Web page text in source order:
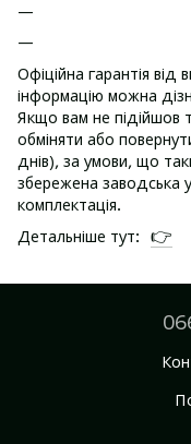
Офіційна гарантія від
інформацію можна
Якщо вам не підійшов
обміняти або
днів), за умови, що
збережена заводська
комплектація.
Детальніше тут:
👉